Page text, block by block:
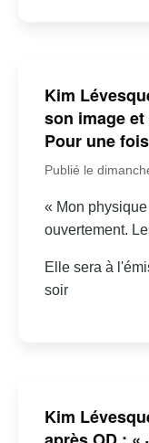
Kim
son image
Pour une
Publié le
« Mon
ouvertement.
Elle sera à
soir
Kim